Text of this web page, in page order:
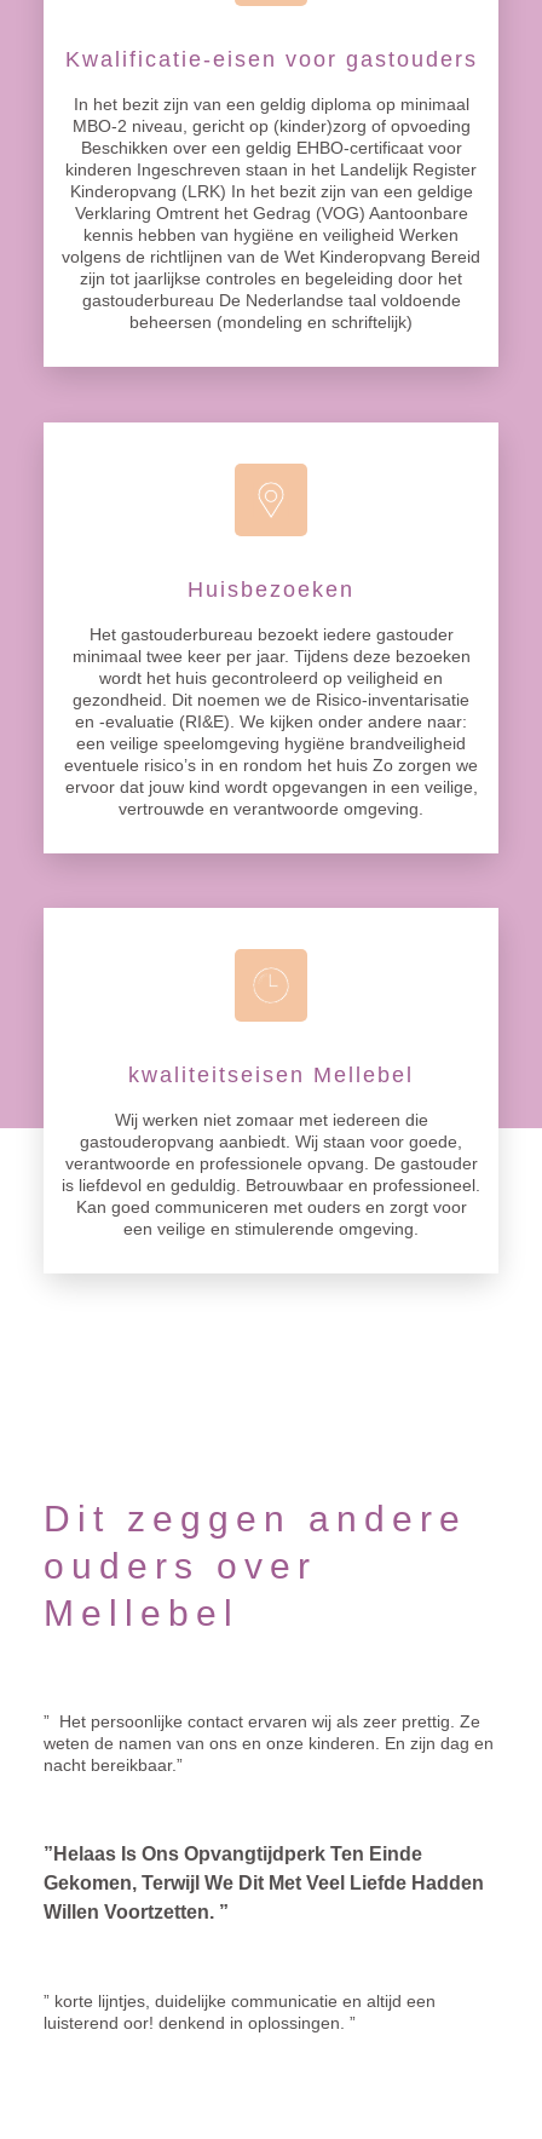
Kwalificatie-eisen voor gastouders
In het bezit zijn van een geldig diploma op minimaal
MBO-2 niveau, gericht op (kinder)zorg of opvoeding
Beschikken over een geldig EHBO-certificaat voor
kinderen Ingeschreven staan in het Landelijk Register
Kinderopvang (LRK) In het bezit zijn van een geldige
Verklaring Omtrent het Gedrag (VOG) Aantoonbare
kennis hebben van hygiëne en veiligheid Werken
volgens de richtlijnen van de Wet Kinderopvang Bereid
zijn tot jaarlijkse controles en begeleiding door het
gastouderbureau De Nederlandse taal voldoende
beheersen (mondeling en schriftelijk)
Huisbezoeken
Het gastouderbureau bezoekt iedere gastouder
minimaal twee keer per jaar. Tijdens deze bezoeken
wordt het huis gecontroleerd op veiligheid en
gezondheid. Dit noemen we de Risico-inventarisatie
en -evaluatie (RI&E). We kijken onder andere naar:
een veilige speelomgeving hygiëne brandveiligheid
eventuele risico’s in en rondom het huis Zo zorgen we
ervoor dat jouw kind wordt opgevangen in een veilige,
vertrouwde en verantwoorde omgeving.
kwaliteitseisen Mellebel
Wij werken niet zomaar met iedereen die
gastouderopvang aanbiedt. Wij staan voor goede,
verantwoorde en professionele opvang. De gastouder
is liefdevol en geduldig. Betrouwbaar en professioneel.
Kan goed communiceren met ouders en zorgt voor
een veilige en stimulerende omgeving.
Dit zeggen andere
ouders over
Mellebel
” Het persoonlijke contact ervaren wij als zeer prettig. Ze
weten de namen van ons en onze kinderen. En zijn dag en
nacht bereikbaar.”
”Helaas Is Ons Opvangtijdperk Ten Einde
Gekomen, Terwijl We Dit Met Veel Liefde Hadden
Willen Voortzetten. ”
” korte lijntjes, duidelijke communicatie en altijd een
luisterend oor! denkend in oplossingen. ”